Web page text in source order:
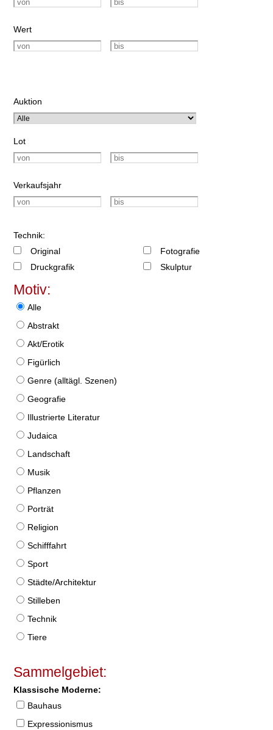
Wert
Auktion
Lot
Verkaufsjahr
Technik:
Original
Druckgrafik
Fotografie
Skulptur
Motiv:
Alle
Abstrakt
Akt/Erotik
Figürlich
Genre (alltägl. Szenen)
Geografie
Illustrierte Literatur
Judaica
Landschaft
Musik
Pflanzen
Porträt
Religion
Schifffahrt
Sport
Städte/Architektur
Stilleben
Technik
Tiere
Sammelgebiet:
Klassische Moderne:
Bauhaus
Expressionismus